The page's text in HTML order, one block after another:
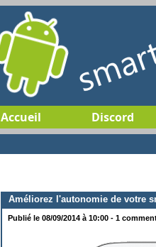
Accueil Discord
Améliorez l'autonomie de votre
Publié le 08/09/2014 à 10:00 - 1